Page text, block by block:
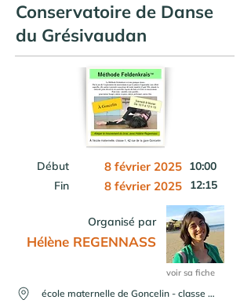
Conservatoire de Danse
du Grésivaudan
Début 8 février 2025 10:00
Fin
8 février 2025 12:15
Organisé par
Hélène REGENNASS
voir sa fiche
école maternelle de Goncelin - classe 1 - 42 rue de la gare 38570 Goncelin